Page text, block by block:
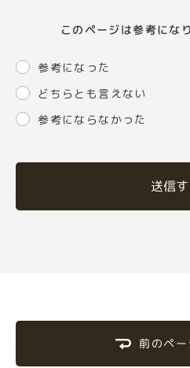
このページは参考にな
参考になった
どちらとも言えない
参考にならなかった
送信
前のペ